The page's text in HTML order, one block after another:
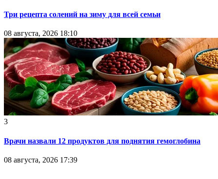
Три рецепта солений на зиму для всей семьи
08 августа, 2026 18:10
3
Врачи назвали 12 продуктов для поднятия гемоглобина
08 августа, 2026 17:39